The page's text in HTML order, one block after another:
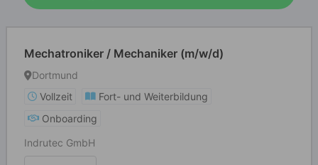
Mechatroniker / Mechaniker (m/w/d)
Dortmund
Vollzeit
Fort- und Weiterbildung
Onboarding
Indrutec GmbH